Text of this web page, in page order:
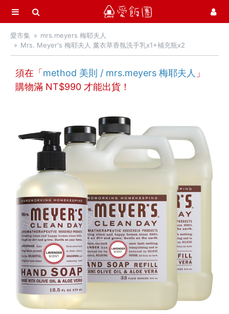
選單
首頁
最新飯團
會員服務
愛飯團FB粉絲團
YouTube
Instagram
聯絡我們
客服專線
服務信箱
愛市集
mrs.meyers 梅耶夫人
Mrs. Meyer's 梅耶夫人 薰衣草香氛洗手乳x1+補充瓶x2
須在「 method 美則 / mrs.meyers 梅耶夫人 」
購物滿 NT$990 才能出貨！